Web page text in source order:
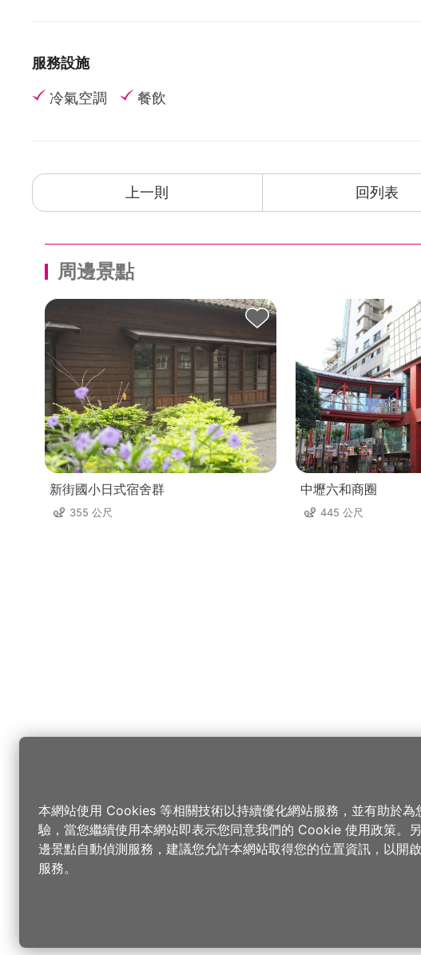
服務設施
冷氣空調 餐飲
上一則 回列表
周邊景點
新街國小日式宿舍群
355 公尺
中壢六和商圈
445 公尺
本網站使用 Cookies 等相關技術以持續優化網站服務，並有助於為
驗，當您繼續使用本網站即表示您同意我們的 Cookie 使用政策。
邊景點自動偵測服務，建議您允許本網站取得您的位置資訊，以開
服務。